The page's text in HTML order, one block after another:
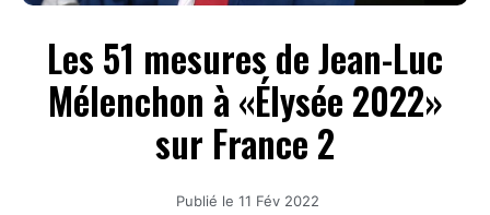
Les 51 mesures de Jean-Luc
Mélenchon à «Élysée 2022»
sur France 2
Publié le 11 Fév 2022